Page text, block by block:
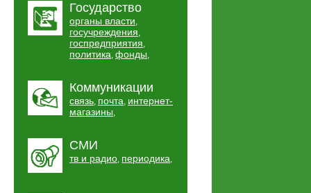
Государство
органы власти,
госучреждения,
госпредприятия,
политика, фонды,
Коммуникации
связь, почта, интернет-
магазины,
СМИ
тв и радио, периодика,